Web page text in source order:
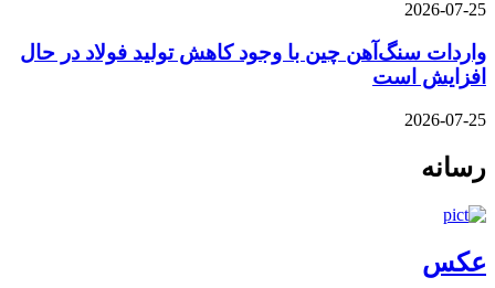
2026-07-25
واردات سنگ‌آهن چین با وجود کاهش تولید فولاد در حال
افزایش است
2026-07-25
رسانه
عکس